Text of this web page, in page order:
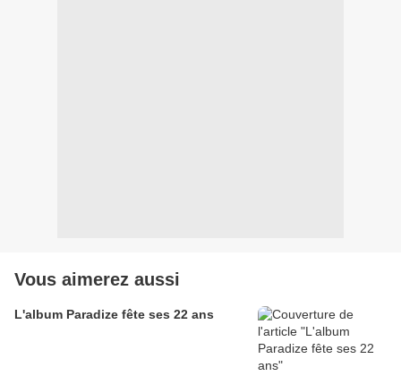
Vous aimerez aussi
L'album Paradize fête ses 22 ans